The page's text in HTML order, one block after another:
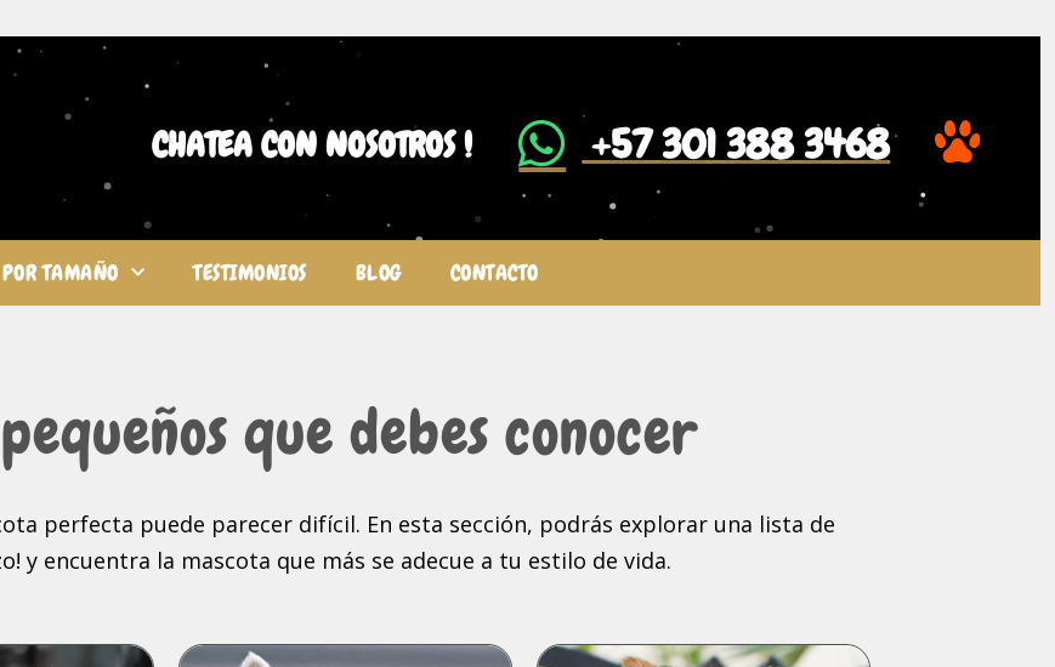
CHATEA CON NOSOTROS ! ​ +57 301 388 3468
POR TAMAÑO TESTIMONIOS BLOG CONTACTO
que debes conocer
perfecta puede parecer difícil. En esta sección, podrás explorar una lista de
y encuentra la mascota que más se adecue a tu estilo de vida.